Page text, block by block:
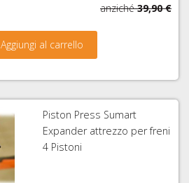
anziché 39,90 €
Aggiungi al carrello
Piston Press Sumart
Expander attrezzo per freni
4 Pistoni